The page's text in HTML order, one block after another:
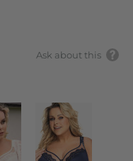
Ask about this